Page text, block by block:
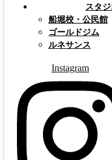
スタ
船堀校・公民館
ゴールドジム
ルネサンス
Instagram